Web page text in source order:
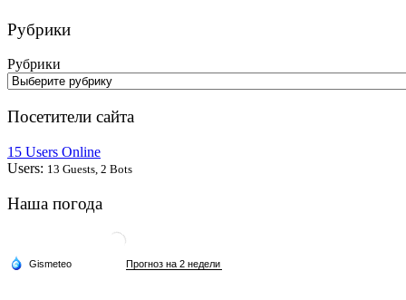
Рубрики
Рубрики
Посетители сайта
15 Users Online
Users: 13 Guests, 2 Bots
Наша погода